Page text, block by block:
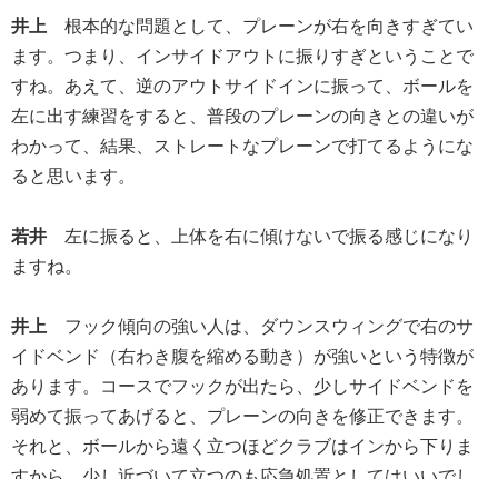
井上 根本的な問題として、プレーンが右を向きすぎてい
ます。つまり、インサイドアウトに振りすぎということで
すね。あえて、逆のアウトサイドインに振って、ボールを
左に出す練習をすると、普段のプレーンの向きとの違いが
わかって、結果、ストレートなプレーンで打てるようにな
ると思います。
若井 左に振ると、上体を右に傾けないで振る感じになり
ますね。
井上 フック傾向の強い人は、ダウンスウィングで右のサ
イドベンド（右わき腹を縮める動き）が強いという特徴が
あります。コースでフックが出たら、少しサイドベンドを
弱めて振ってあげると、プレーンの向きを修正できます。
それと、ボールから遠く立つほどクラブはインから下りま